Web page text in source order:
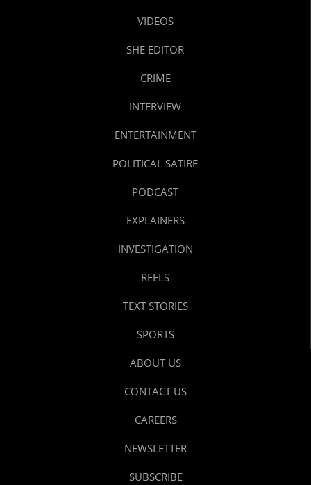
VIDEOS
SHE EDITOR
CRIME
INTERVIEW
ENTERTAINMENT
POLITICAL SATIRE
PODCAST
EXPLAINERS
INVESTIGATION
REELS
TEXT STORIES
SPORTS
ABOUT US
CONTACT US
CAREERS
NEWSLETTER
SUBSCRIBE